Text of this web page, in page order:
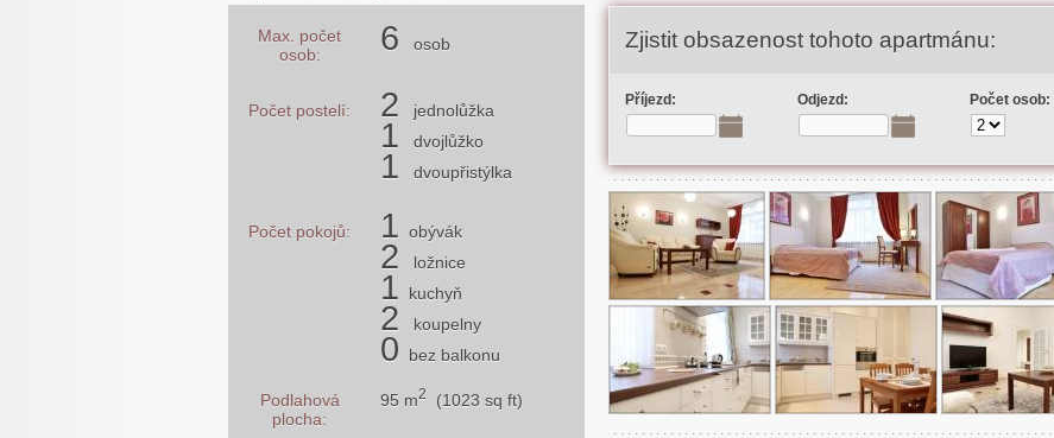
Zjistit obsazenost tohoto apartmánu:
Příjezd: Odjezd: Počet osob:
Max. počet
osob:
6 osob
Počet postelí: 2 jednolůžka
1 dvojlůžko
1 dvoupřistýlka
Počet pokojů: 1 obývák
2 ložnice
1 kuchyň
2 koupelny
0 bez balkonu
Podlahová
plocha:
95 m2 (1023 sq ft)